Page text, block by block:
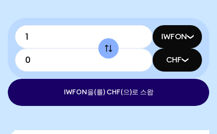
IWFON
CHF
IWFON을(를) CHF(으)로 스왑